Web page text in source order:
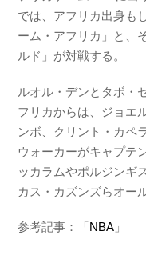
では、アフリカ出身も
ーム・アフリカ」と、
ルド」が対戦する。
ルオル・デンとタボ・
フリカからは、ジョエ
ンボ、クリント・カペ
ウォーカーがキャプテ
ッカラムやポルジンギ
カス・カズンズらオー
参考記事：「NBA 」